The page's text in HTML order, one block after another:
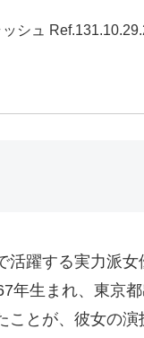
シュ
活躍する実力派
年生まれ、東京
とが、彼女の演